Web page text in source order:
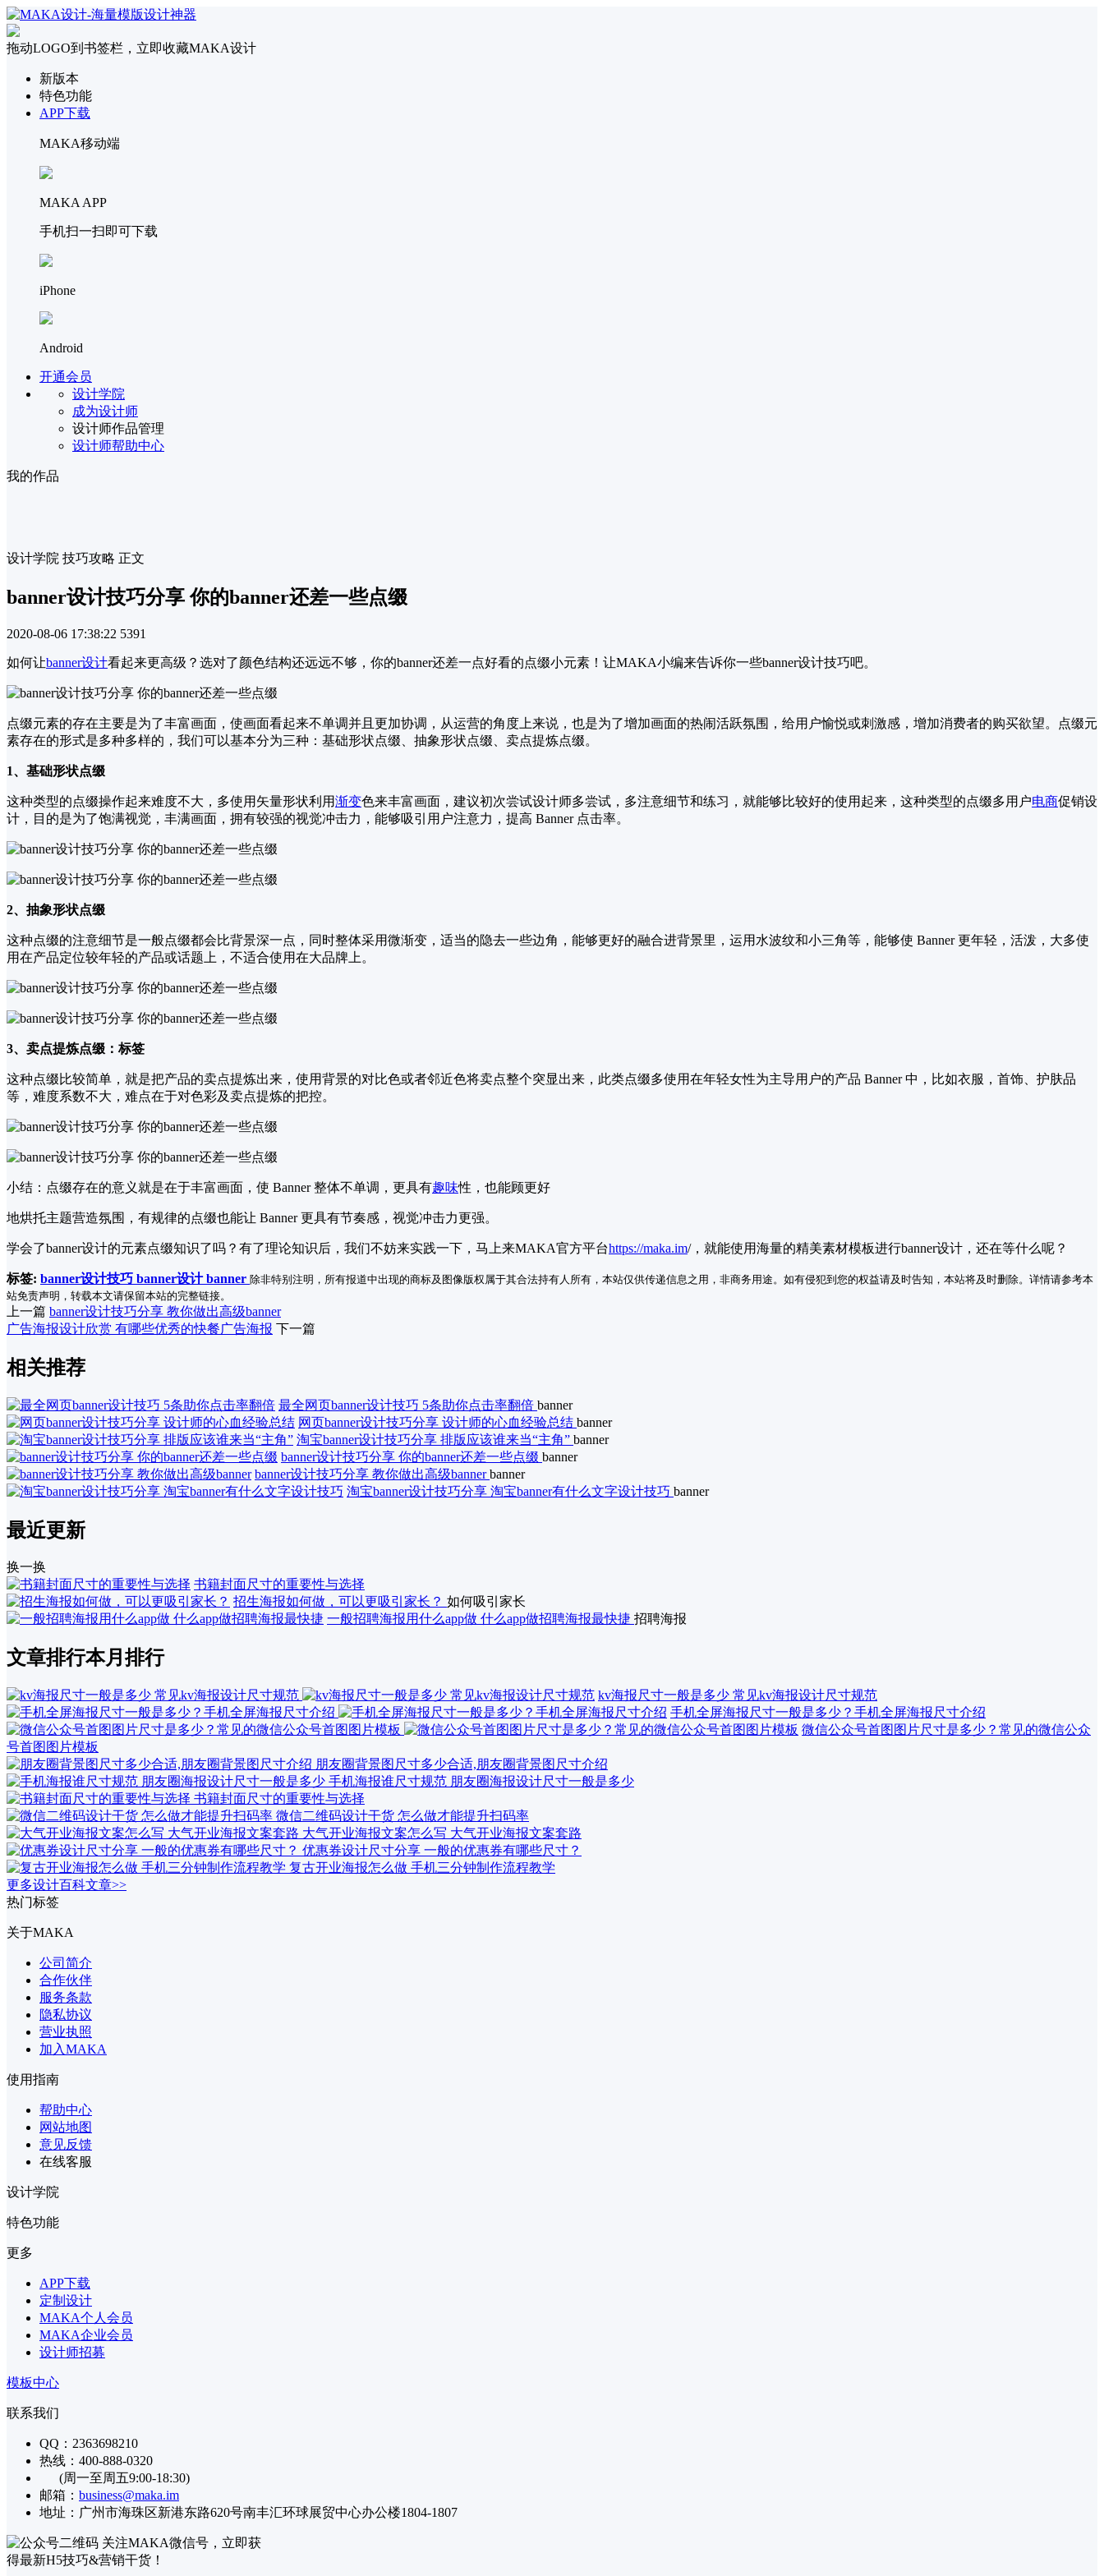
拖动LOGO到书签栏，立即收藏MAKA设计
新版本
特色功能
APP下载
MAKA移动端
MAKA APP
手机扫一扫即可下载
iPhone
Android
开通会员
设计学院
成为设计师
设计师作品管理
设计师帮助中心
我的作品
设计学院 技巧攻略 正文
banner设计技巧分享 你的banner还差一些点缀
2020-08-06 17:38:22 5391
如何让banner设计看起来更高级？选对了颜色结构还远远不够，你的banner还差一点好看的点缀小元素！让MAKA小编来告诉你一些banner设计技巧吧。
点缀元素的存在主要是为了丰富画面，使画面看起来不单调并且更加协调，从运营的角度上来说，也是为了增加画面的热闹活跃氛围，给用户愉悦或刺激感，增加消费者的购买欲望。点缀元
素存在的形式是多种多样的，我们可以基本分为三种：基础形状点缀、抽象形状点缀、卖点提炼点缀。
1、基础形状点缀
这种类型的点缀操作起来难度不大，多使用矢量形状利用渐变色来丰富画面，建议初次尝试设计师多尝试，多注意细节和练习，就能够比较好的使用起来，这种类型的点缀多用户电商促销设
计，目的是为了饱满视觉，丰满画面，拥有较强的视觉冲击力，能够吸引用户注意力，提高 Banner 点击率。
2、抽象形状点缀
这种点缀的注意细节是一般点缀都会比背景深一点，同时整体采用微渐变，适当的隐去一些边角，能够更好的融合进背景里，运用水波纹和小三角等，能够使 Banner 更年轻，活泼，大多使
用在产品定位较年轻的产品或话题上，不适合使用在大品牌上。
3、卖点提炼点缀：标签
这种点缀比较简单，就是把产品的卖点提炼出来，使用背景的对比色或者邻近色将卖点整个突显出来，此类点缀多使用在年轻女性为主导用户的产品 Banner 中，比如衣服，首饰、护肤品
等，难度系数不大，难点在于对色彩及卖点提炼的把控。
小结：点缀存在的意义就是在于丰富画面，使 Banner 整体不单调，更具有趣味性，也能顾更好
地烘托主题营造氛围，有规律的点缀也能让 Banner 更具有节奏感，视觉冲击力更强。
学会了banner设计的元素点缀知识了吗？有了理论知识后，我们不妨来实践一下，马上来MAKA官方平台https://maka.im/，就能使用海量的精美素材模板进行banner设计，还在等什么呢？
标签: banner设计技巧 banner设计banner 除非特别注明，所有报道中出现的商标及图像版权属于其合法持有人所有，本站仅供传递信息之用，非商务用途。如有侵犯到您的权益请及时告知，本站将及时删除。详情请参考本
站免责声明，转载本文请保留本站的完整链接。
上一篇 banner设计技巧分享 教你做出高级banner
广告海报设计欣赏 有哪些优秀的快餐广告海报 下一篇
相关推荐
最全网页banner设计技巧 5条助你点击率翻倍 banner
网页banner设计技巧分享 设计师的心血经验总结 banner
淘宝banner设计技巧分享 排版应该谁来当“主角” banner
banner设计技巧分享 你的banner还差一些点缀 banner
banner设计技巧分享 教你做出高级bannerbanner
淘宝banner设计技巧分享 淘宝banner有什么文字设计技巧 banner
最近更新
换一换
书籍封面尺寸的重要性与选择
招生海报如何做，可以更吸引家长？ 如何吸引家长
一般招聘海报用什么app做 什么app做招聘海报最快捷 招聘海报
文章排行本月排行
kv海报尺寸一般是多少 常见kv海报设计尺寸规范
手机全屏海报尺寸一般是多少？手机全屏海报尺寸介绍
微信公众号首图图片尺寸是多少？常见的微信公众
号首图图片模板
朋友圈背景图尺寸多少合适,朋友圈背景图尺寸介绍
手机海报谁尺寸规范 朋友圈海报设计尺寸一般是多少
书籍封面尺寸的重要性与选择
微信二维码设计干货 怎么做才能提升扫码率
大气开业海报文案怎么写 大气开业海报文案套路
优惠券设计尺寸分享 一般的优惠券有哪些尺寸？
复古开业海报怎么做 手机三分钟制作流程教学
更多设计百科文章>>
热门标签
关于MAKA
公司简介
合作伙伴
服务条款
隐私协议
营业执照
加入MAKA
使用指南
帮助中心
网站地图
意见反馈
在线客服
设计学院
特色功能
更多
APP下载
定制设计
MAKA个人会员
MAKA企业会员
设计师招募
模板中心
联系我们
QQ：2363698210
热线：400-888-0320
(周一至周五9:00-18:30)
邮箱： business@maka.im
地址：广州市海珠区新港东路620号南丰汇环球展贸中心办公楼1804-1807
关注MAKA微信号，立即获
得最新H5技巧&营销干货！